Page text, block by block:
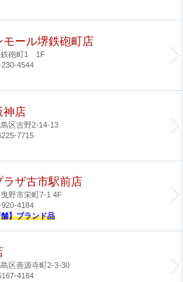
モール堺鉄砲町店
鉄砲町1 1F
4544
神店
区吉野2-14-13
7715
ラザ古市駅前店
野市栄町7-1 4F
4184
】ブランド品
区善源寺町2-3-30
4184